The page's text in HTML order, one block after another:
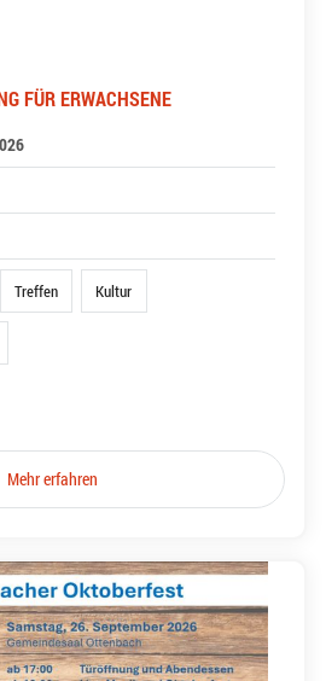
FÜR ERWACHSENE
Treffen Kultur
Mehr erfahren